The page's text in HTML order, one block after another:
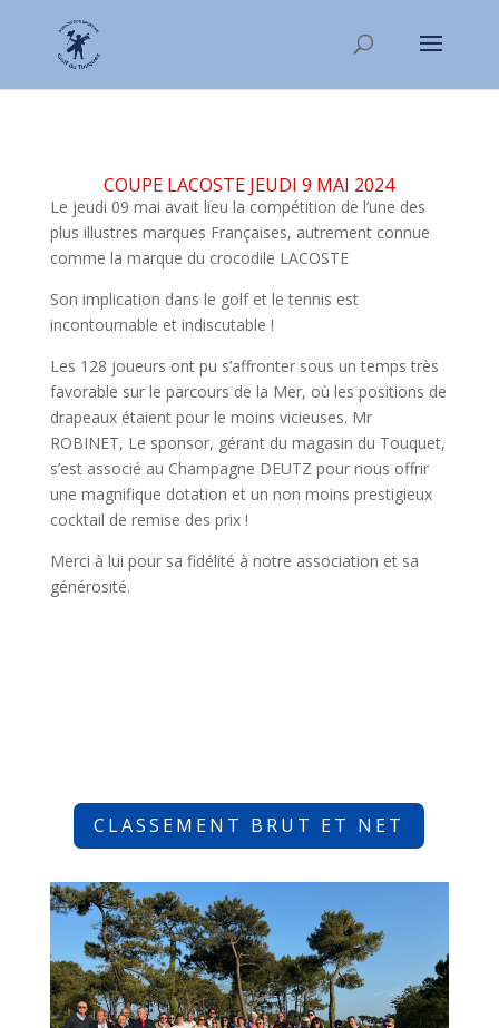
COUPE LACOSTE JEUDI 9 MAI 2024
Le jeudi 09 mai avait lieu la compétition de l’une des
plus illustres marques Françaises, autrement connue
comme la marque du crocodile LACOSTE
Son implication dans le golf et le tennis est
incontournable et indiscutable !
Les 128 joueurs ont pu s’affronter sous un temps très
favorable sur le parcours de la Mer, où les positions de
drapeaux étaient pour le moins vicieuses. Mr
ROBINET, Le sponsor, gérant du magasin du Touquet,
s’est associé au Champagne DEUTZ pour nous offrir
une magnifique dotation et un non moins prestigieux
cocktail de remise des prix !
Merci à lui pour sa fidélité à notre association et sa
générosité.
CLASSEMENT BRUT ET NET